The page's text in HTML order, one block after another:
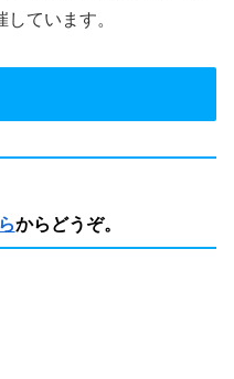
ています。
からどうぞ。